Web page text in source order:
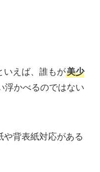
いえば、誰もが美少
浮かべるのではない
や背表紙対応がある